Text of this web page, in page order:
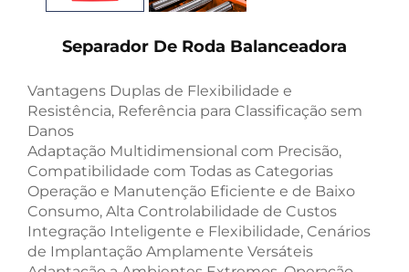
Separador De Roda Balanceadora
Vantagens Duplas de Flexibilidade e
Resistência, Referência para Classificação sem
Danos
Adaptação Multidimensional com Precisão,
Compatibilidade com Todas as Categorias
Operação e Manutenção Eficiente e de Baixo
Consumo, Alta Controlabilidade de Custos
Integração Inteligente e Flexibilidade, Cenários
de Implantação Amplamente Versáteis